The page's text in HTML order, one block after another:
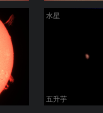
水星
五升芋